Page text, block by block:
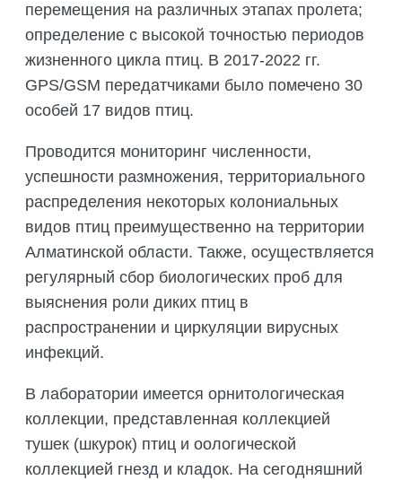
перемещения на различных этапах пролета;
определение с высокой точностью периодов
жизненного цикла птиц. В 2017-2022 гг.
GPS/GSM передатчиками было помечено 30
особей 17 видов птиц.
Проводится мониторинг численности,
успешности размножения, территориального
распределения некоторых колониальных
видов птиц преимущественно на территории
Алматинской области. Также, осуществляется
регулярный сбор биологических проб для
выяснения роли диких птиц в
распространении и циркуляции вирусных
инфекций.
В лаборатории имеется орнитологическая
коллекции, представленная коллекцией
тушек (шкурок) птиц и оологической
коллекцией гнезд и кладок. На сегодняшний